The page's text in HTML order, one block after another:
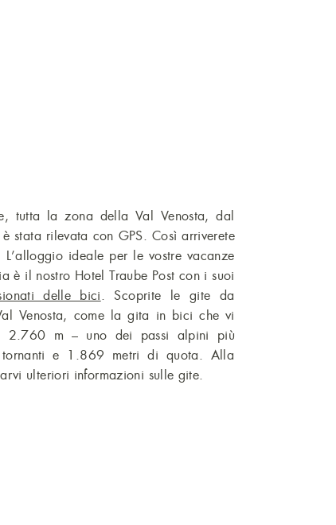
tutta la zona della Val Venosta, dal
stata rilevata con GPS. Così arriverete
ideale per le vostre vacanze
è il nostro Hotel Traube Post con i suoi
delle bici
. Scoprite le gite da
Venosta, come la gita in bici che vi
2.760 m – uno dei passi alpini più
e 1.869 metri di quota. Alla
ulteriori informazioni sulle gite.